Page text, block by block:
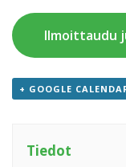
Ilmoittaudu
+ GOOGLE
Tiedot